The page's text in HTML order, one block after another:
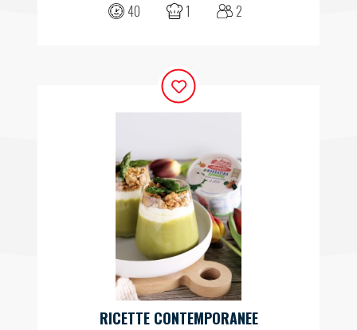
40 1 2
RICETTE CONTEMPORANEE